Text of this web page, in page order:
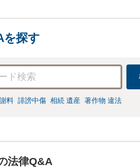
を探す
料 誹謗中傷 相続 遺産 著作物 違法
法律Q&A